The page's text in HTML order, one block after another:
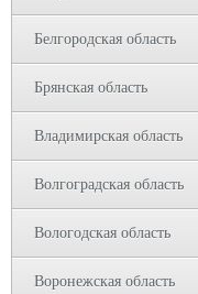
Белгородская область
Брянская область
Владимирская область
Волгоградская область
Вологодская область
Воронежская область